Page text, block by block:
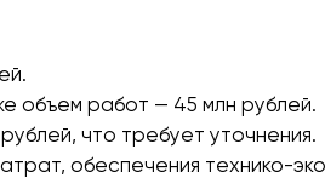
объем работ — 45 млн рублей.
что требует уточнения.
обеспечения технико-